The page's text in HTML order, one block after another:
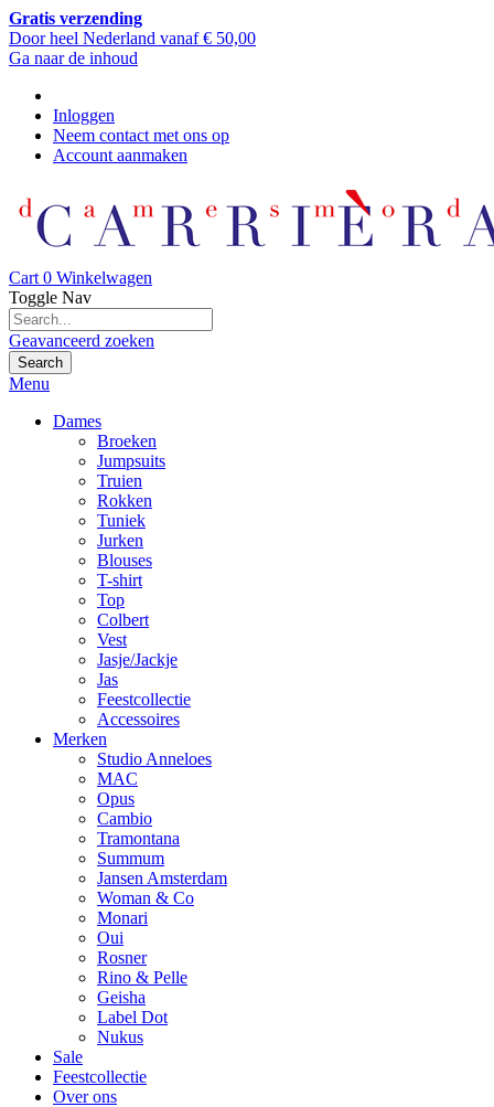
Gratis verzending
Door heel Nederland vanaf € 50,00
Ga naar de inhoud
Inloggen
Neem contact met ons op
Account aanmaken
Cart 0 Winkelwagen
Toggle Nav
Geavanceerd zoeken
Search
Menu
Dames
Broeken
Jumpsuits
Truien
Rokken
Tuniek
Jurken
Blouses
T-shirt
Top
Colbert
Vest
Jasje/Jackje
Jas
Feestcollectie
Accessoires
Merken
Studio Anneloes
MAC
Opus
Cambio
Tramontana
Summum
Jansen Amsterdam
Woman & Co
Monari
Oui
Rosner
Rino & Pelle
Geisha
Label Dot
Nukus
Sale
Feestcollectie
Over ons